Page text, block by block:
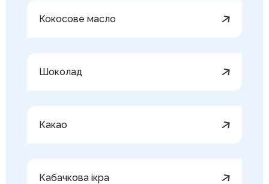
Кокосове масло
Шоколад
Какао
Кабачкова ікра